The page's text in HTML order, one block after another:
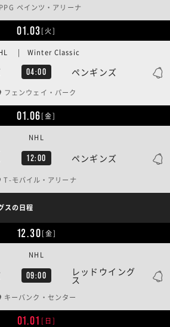
PPG ペインツ・アリーナ
01.03[火]
04:00 ペンギンズ
| Winter Classic
フェンウェイ・パーク
01.06[金]
12:00 ペンギンズ
NHL
T-モバイル・アリーナ
スの日程
12.30[金]
09:00 レッドウイング
ス
NHL
キーバンク・センター
01.01 [日]